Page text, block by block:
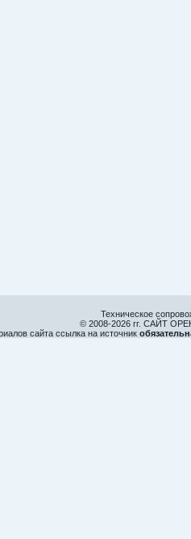
Техническое
© 2008-2026 гг. САЙТ
сайта ссылка на источник